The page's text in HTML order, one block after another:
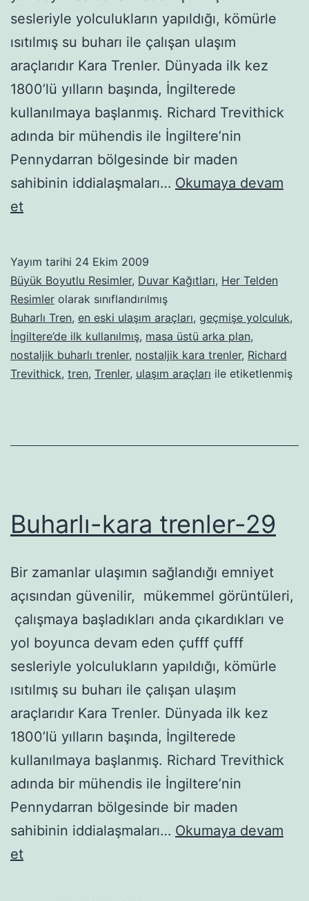
sesleriyle yolculukların yapıldığı, kömürle
ısıtılmış su buharı ile çalışan ulaşım
araçlarıdır Kara Trenler. Dünyada ilk kez
1800’lü yılların başında, İngilterede
kullanılmaya başlanmış. Richard Trevithick
adında bir mühendis ile İngiltere’nin
Pennydarran bölgesinde bir maden
sahibinin iddialaşmaları… Okumaya devam
etBuharlı-
30
Yayım tarihi 24 Ekim 2009
Büyük Boyutlu Resimler, Duvar Kağıtları, Her Telden
Resimler olarak sınıflandırılmış
Buharlı Tren, en eski ulaşım araçları, geçmişe yolculuk,
İngiltere’de ilk kullanılmış, masa üstü arka plan,
nostaljik buharlı trenler, nostaljik kara trenler, Richard
Trevithick, tren, Trenler, ulaşım araçları ile etiketlenmiş
Buharlı-kara trenler-29
Bir zamanlar ulaşımın sağlandığı emniyet
açısından güvenilir, mükemmel görüntüleri,
çalışmaya başladıkları anda çıkardıkları ve
yol boyunca devam eden çufff çufff
sesleriyle yolculukların yapıldığı, kömürle
ısıtılmış su buharı ile çalışan ulaşım
araçlarıdır Kara Trenler. Dünyada ilk kez
1800’lü yılların başında, İngilterede
kullanılmaya başlanmış. Richard Trevithick
adında bir mühendis ile İngiltere’nin
Pennydarran bölgesinde bir maden
sahibinin iddialaşmaları… Okumaya devam
etBuharlı-